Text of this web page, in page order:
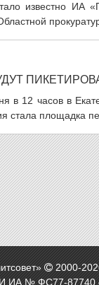
известно ИА
в 12 часов в
стала площадка
2000-
ИА № ФС77-87740